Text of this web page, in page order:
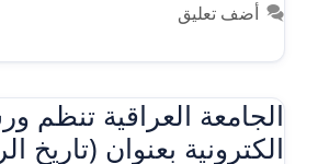
أضف تعليق
الجامعة العراقية تنظم
الكترونية بعنوان (تاريخ